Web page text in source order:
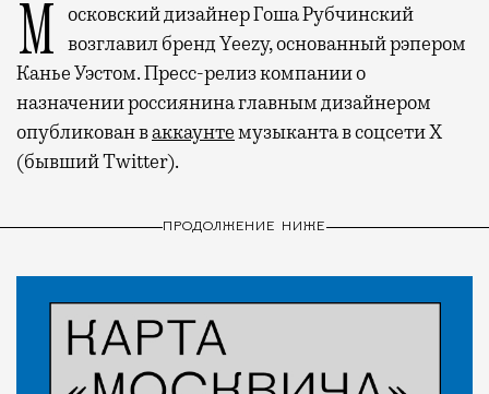
Московский дизайнер Гоша Рубчинский возглавил бренд Yeezy, основанный рэпером
Канье Уэстом. Пресс-релиз компании о
назначении россиянина главным дизайнером
опубликован ваккаунтемузыканта в соцсети X
(бывший Twitter).
ПРОДОЛЖЕНИЕ НИЖЕ